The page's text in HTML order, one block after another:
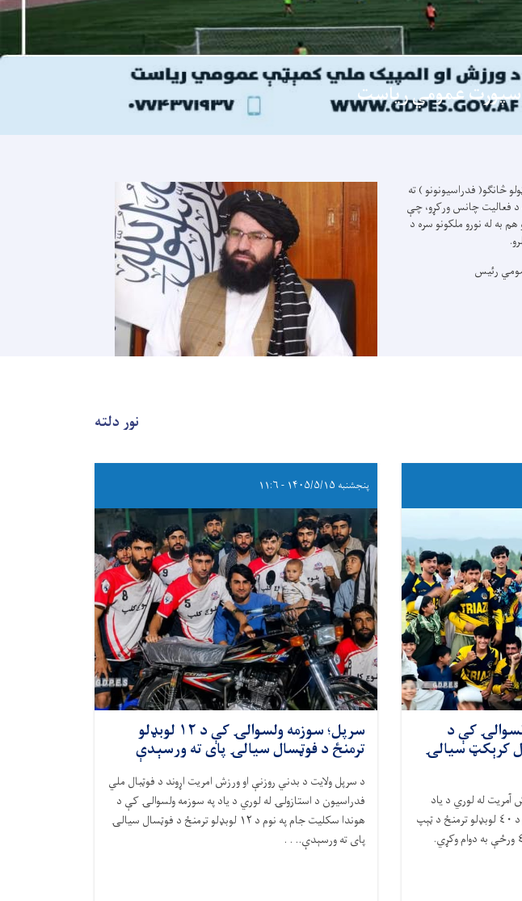
سپورت عمومي ریاست
څانګو( فدراسیونونو ) ته
د فعالیت چانس ورکړو، چې
به له نورو ملکونو سره د
رئیس
نور دلته
کې د
کرېکټ سیالۍ
له لوري د یاد
ولایت په ترېزیو علیشېرو ولسوالۍ کې د ٤٠ لوبډلو ترمنځ د ټېپ
پنجشنبه ۱۴۰۵/۵/۱۵ - ۱۱:۶
سرپل؛ سوزمه ولسوالۍ کې د ۱۲ لوبډلو
ترمنځ د فوټسال سيالۍ پای ته ورسېدې
د سرپل ولايت د بدني روزنې او ورزش امريت اړوند د فوټبال ملي
فدراسيون د استازولۍ له لوري د ياد په سوزمه ولسوالۍ کې د
هوندا سکليت جام په نوم د ۱۲ لوبډلو ترمنځ د فوټسال سيالۍ
پای ته ورسېدې.. . .